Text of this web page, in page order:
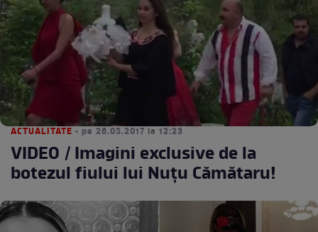
ACTUALITATE • pe 26.05.2017 la 12:23
VIDEO / Imagini exclusive de la
botezul fiului lui Nuţu Cămătaru!